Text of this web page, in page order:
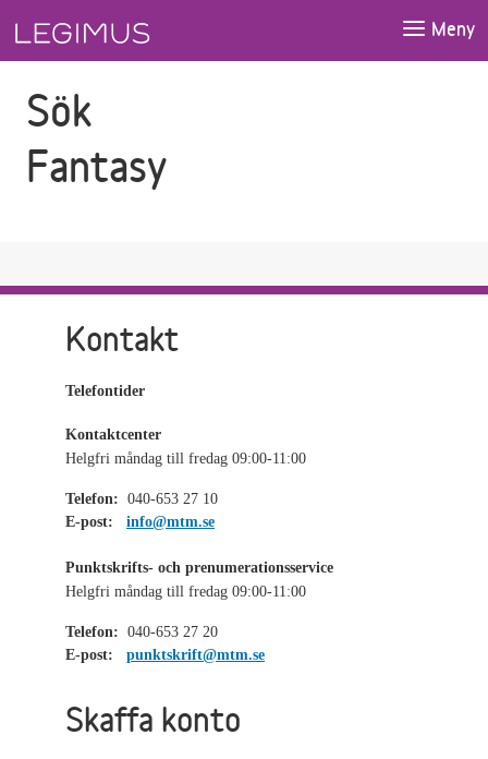
Meny
Sök
Fantasy
Kontakt
Telefontider
Kontaktcenter
Helgfri måndag till fredag 09:00-11:00
Telefon: 040-653 27 10
E-post:
info@mtm.se
Punktskrifts- och prenumerationsservice
Helgfri måndag till fredag 09:00-11:00
Telefon: 040-653 27 20
E-post:
punktskrift@mtm.se
Skaffa konto